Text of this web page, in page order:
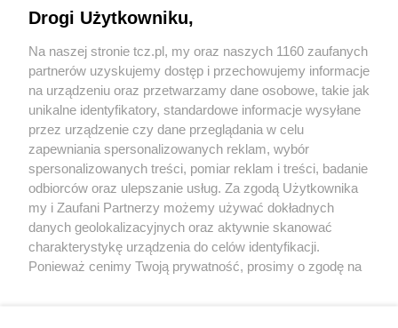
O FIRMIE POLITYKA PRYWATNOŚCI HOSTING
REKLAMA WSPÓŁPRACA RSS FACEBOOK KONTAKT
Nasze serwisy
Aktualności
Tcz24
Muzyka i kultura
Archiwum wydarzeń
Drogi Użytkowniku,
Na naszej stronie tcz.pl, my oraz naszych 1160 zaufanych
partnerów uzyskujemy dostęp i przechowujemy informacje
na urządzeniu oraz przetwarzamy dane osobowe, takie jak
unikalne identyfikatory, standardowe informacje wysyłane
przez urządzenie czy dane przeglądania w celu
zapewniania spersonalizowanych reklam, wybór
spersonalizowanych treści, pomiar reklam i treści, badanie
odbiorców oraz ulepszanie usług. Za zgodą Użytkownika
my i Zaufani Partnerzy możemy używać dokładnych
danych geolokalizacyjnych oraz aktywnie skanować
charakterystykę urządzenia do celów identyfikacji.
Ponieważ cenimy Twoją prywatność, prosimy o zgodę na